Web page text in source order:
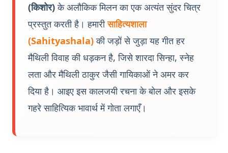
(किशोर)के अलौकिक मिलन का एक अत्यंत सुंदर चित्र
प्रस्तुत करती है। हमारीसाहित्यशाला
(Sahityashala)की जड़ों से जुड़ा यह गीत हर
मैथिली विवाह की धड़कन है, जिसे शारदा सिन्हा, स्नेह
लता और मैथिली ठाकुर जैसी गायिकाओं ने अमर कर
दिया है। आइए इस कालजयी रचना के बोल और इसके
गहरे साहित्यिक भावार्थ में गोता लगाएँ।